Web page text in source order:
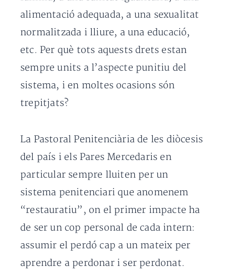
alimentació adequada, a una sexualitat
normalitzada i lliure, a una educació,
etc. Per què tots aquests drets estan
sempre units a l’aspecte punitiu del
sistema, i en moltes ocasions són
trepitjats?
La Pastoral Penitenciària de les diòcesis
del país i els Pares Mercedaris en
particular sempre lluiten per un
sistema penitenciari que anomenem
“restauratiu”, on el primer impacte ha
de ser un cop personal de cada intern:
assumir el perdó cap a un mateix per
aprendre a perdonar i ser perdonat.